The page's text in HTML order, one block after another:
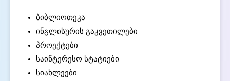
ბიბლიოთეკა
ინგლისურის გაკვეთილები
პროექტები
საინტერესო სტატიები
სიახლეები